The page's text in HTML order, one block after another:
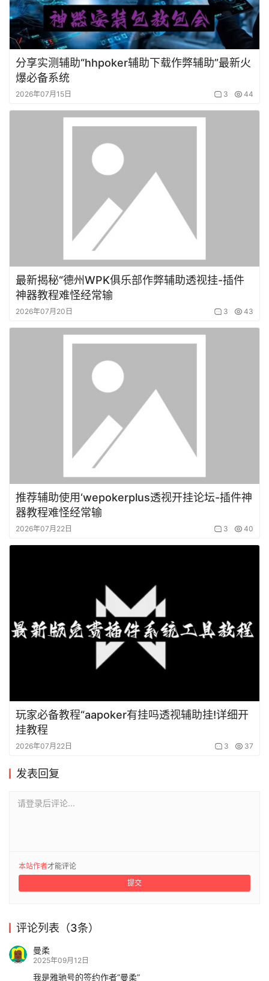
分享实测辅助“hhpoker辅助下载作弊辅助”最新火
爆必备系统
2026年07月15日 3 44
最新揭秘“德州WPK俱乐部作弊辅助透视挂-插件
神器教程难怪经常输
2026年07月20日 3 43
推荐辅助使用‘wepokerplus透视开挂论坛-插件神
器教程难怪经常输
2026年07月22日 3 40
玩家必备教程“aapoker有挂吗透视辅助挂!详细开
挂教程
2026年07月22日 3 37
发表回复
请登录后评论...
本站作者才能评论
提交
评论列表（3条）
曼柔
2025年09月12日
我是雅驰号的签约作者“曼柔”